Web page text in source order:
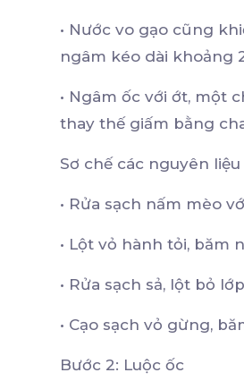
• Nước vo gạo cũng
ngâm kéo dài khoảng
• Ngâm ốc với ớt, một
thay thế giấm bằng
Sơ chế các nguyên
• Rửa sạch nấm mèo
• Lột vỏ hành tỏi, băm
• Rửa sạch sả, lột bỏ
• Cạo sạch vỏ gừng,
Bước 2: Luộc ốc